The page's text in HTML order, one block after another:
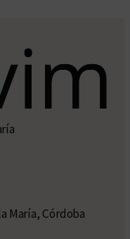
María, Córdoba